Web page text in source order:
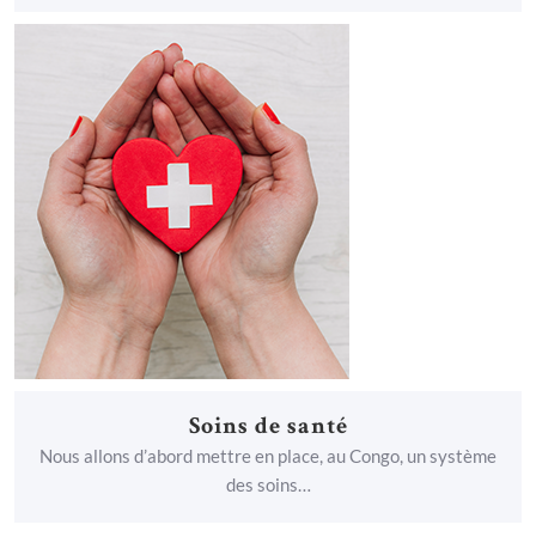
Soins de santé
Nous allons d’abord mettre en place, au Congo, un système
des soins…